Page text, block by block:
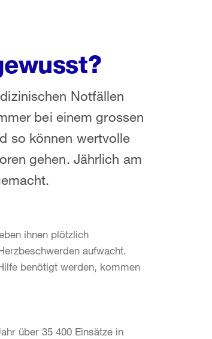
Notfällen
bei einem grossen
so können wertvolle
gehen. Jährlich am
ihnen plötzlich
aufwacht.
benötigt werden, kommen
über 35 400 Einsätze in